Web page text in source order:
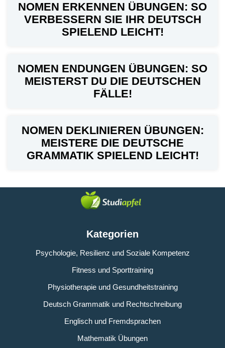
NOMEN ERKENNEN ÜBUNGEN: SO
VERBESSERN SIE IHR DEUTSCH
SPIELEND LEICHT!
NOMEN ENDUNGEN ÜBUNGEN: SO
MEISTERST DU DIE DEUTSCHEN
FÄLLE!
NOMEN DEKLINIEREN ÜBUNGEN:
MEISTERE DIE DEUTSCHE
GRAMMATIK SPIELEND LEICHT!
Kategorien
Psychologie, Resilienz und Soziale Kompetenz
Fitness und Sporttraining
Physiotherapie und Gesundheitstraining
Deutsch Grammatik und Rechtschreibung
Englisch und Fremdsprachen
Mathematik Übungen